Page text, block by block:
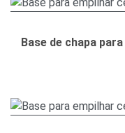
Base de chapa